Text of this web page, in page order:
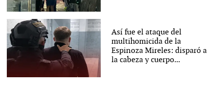
Así fue el ataque del
multihomicida de la
Espinoza Mireles: disparó a
la cabeza y cuerpo...